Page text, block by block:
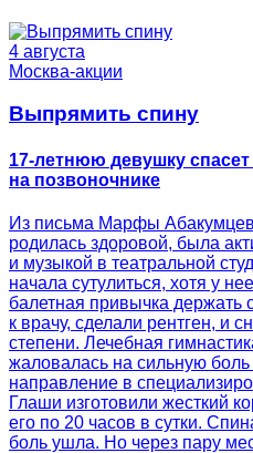
4 августа
Москва-акции
Выпрямить спину
17-летнюю девушку
на позвоночнике
Из письма Марфы
родилась здоровой, была
и музыкой в театральной
начала сутулиться, хотя у
балетная привычка держать
к врачу, сделали рентген, и
степени. Лечебная
жаловалась на сильную
направление в
Глаши изготовили жесткий
его по 20 часов в сутки.
боль ушла. Но через пару